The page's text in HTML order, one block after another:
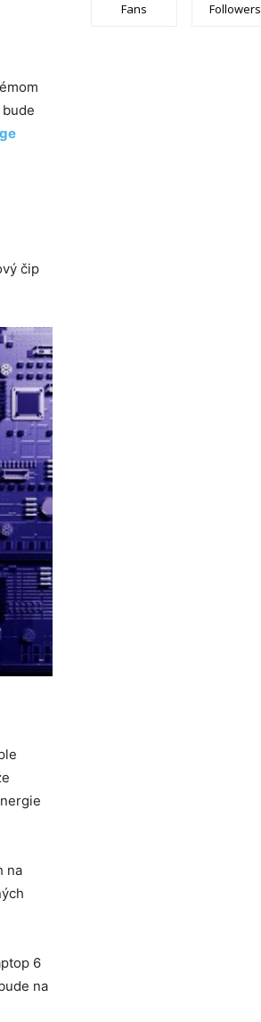
čip
na
6
na
Fans Followers